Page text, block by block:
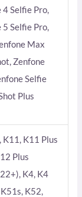
4 Selfie Pro,
5 Selfie Pro,
Max
Zenfone
Selfie
Plus
K11 Plus
Plus
K4, K4
K52,